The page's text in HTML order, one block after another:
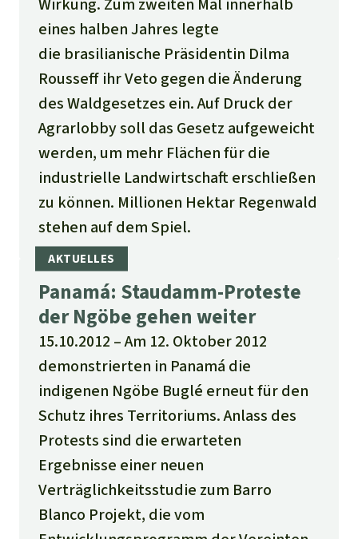
Wirkung. Zum zweiten Mal innerhalb
eines halben Jahres legte
die brasilianische Präsidentin Dilma
Rousseff ihr Veto gegen die Änderung
des Waldgesetzes ein. Auf Druck der
Agrarlobby soll das Gesetz aufgeweicht
werden, um mehr Flächen für die
industrielle Landwirtschaft erschließen
zu können. Millionen Hektar Regenwald
stehen auf dem Spiel.
Panamá: Staudamm-Proteste
der Ngöbe gehen weiter
15.10.2012
Am 12. Oktober 2012
demonstrierten in Panamá die
indigenen Ngöbe Buglé erneut für den
Schutz ihres Territoriums. Anlass des
Protests sind die erwarteten
Ergebnisse einer neuen
Verträglichkeitsstudie zum Barro
Blanco Projekt, die vom